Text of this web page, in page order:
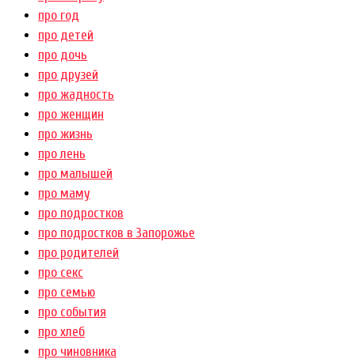
про год
про детей
про дочь
про друзей
про жадность
про женщин
про жизнь
про лень
про малышей
про маму
про подростков
про подростков в Запорожье
про родителей
про секс
про семью
про события
про хлеб
про чиновника